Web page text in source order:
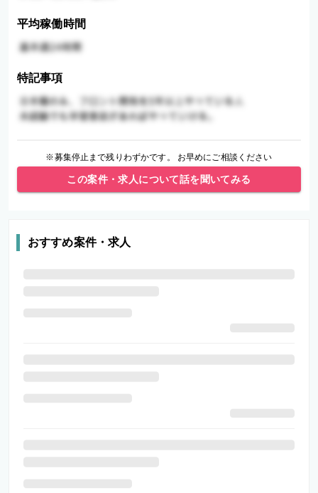
平均稼働時間
特記事項
※募集停止まで残りわずかです。 お早めにご相談ください
この案件・求人について話を聞いてみる
おすすめ案件・求人